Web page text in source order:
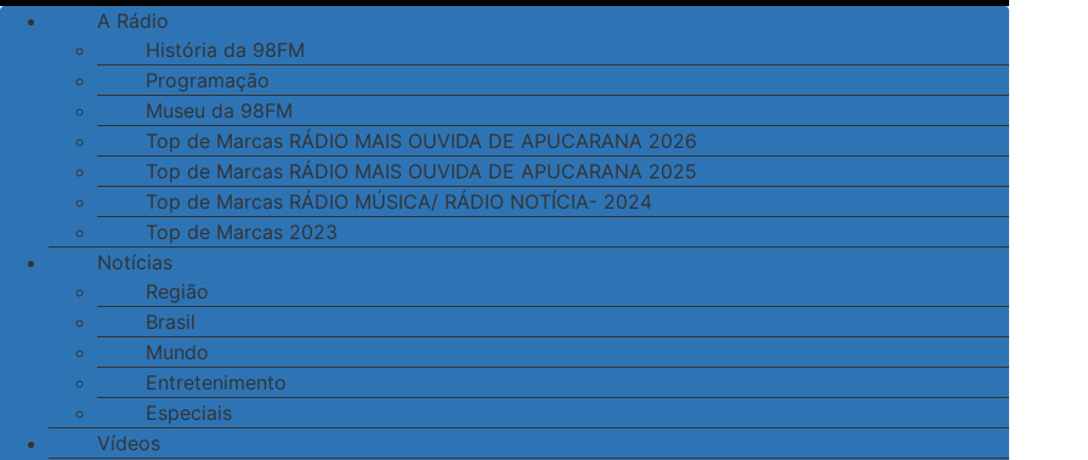
A Rádio
História da 98FM
Programação
Museu da 98FM
Top de Marcas RÁDIO MAIS OUVIDA DE APUCARANA 2026
Top de Marcas RÁDIO MAIS OUVIDA DE APUCARANA 2025
Top de Marcas RÁDIO MÚSICA/ RÁDIO NOTÍCIA- 2024
Top de Marcas 2023
Notícias
Região
Brasil
Mundo
Entretenimento
Especiais
Vídeos